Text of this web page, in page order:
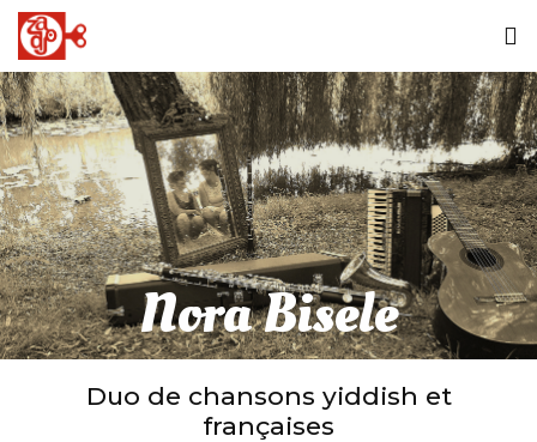
Nora Bisele
Duo de chansons yiddish et
françaises